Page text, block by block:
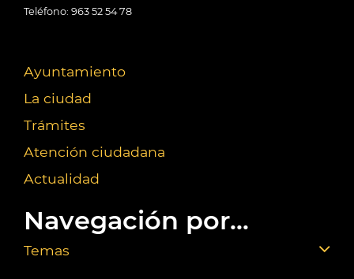
Teléfono: 963 52 54 78
Ayuntamiento
La ciudad
Trámites
Atención ciudadana
Actualidad
Navegación por...
Temas